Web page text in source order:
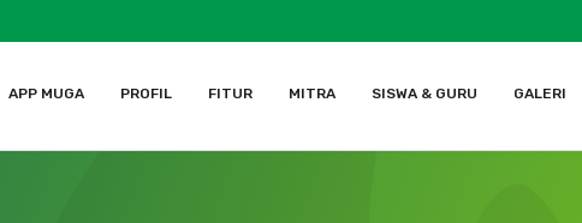
APP MUGA PROFIL FITUR MITRA SISWA & GURU GALERI